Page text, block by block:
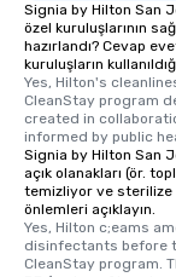
ensuring there
Different Types
experiences
several
convenient
and your guests
discovered
at a typical
a way to try
in the city and
cuisines and
Signia by Hilton San
özel kuruluşlarının
hazırlandı? Cevap
kuruluşların
Yes, Hilton's
CleanStay program
created in
informed by public
Signia by Hilton San
açık olanakları (ör.
temizliyor ve sterilize
önlemleri açıklayın.
Yes, Hilton c;eams
disinfectants before
CleanStay program.